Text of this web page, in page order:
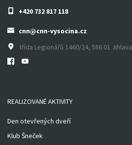
+420 732 817 118
cnn@cnn-vysocina.cz
třída Legionářů 1460/24, 586 01 Jihlava
REALIZOVANÉ AKTIVITY
Den otevřených dveří
Klub Šneček